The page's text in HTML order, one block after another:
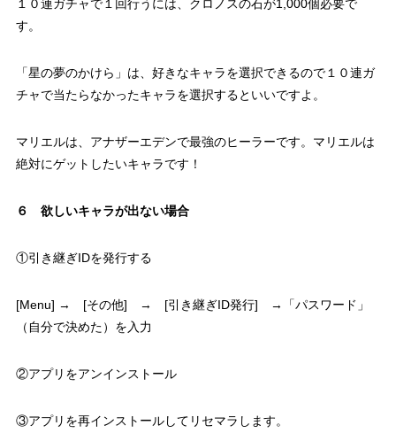
１０連ガチャで１回行うには、クロノスの石が1,000個必要で
す。
「星の夢のかけら」は、好きなキャラを選択できるので１０連ガ
チャで当たらなかったキャラを選択するといいですよ。
マリエルは、アナザーエデンで最強のヒーラーです。マリエルは
絶対にゲットしたいキャラです！
６ 欲しいキャラが出ない場合
①引き継ぎIDを発行する
[Menu] → [その他] → [引き継ぎID発行] →「パスワード」
（自分で決めた）を入力
②アプリをアンインストール
③アプリを再インストールしてリセマラします。